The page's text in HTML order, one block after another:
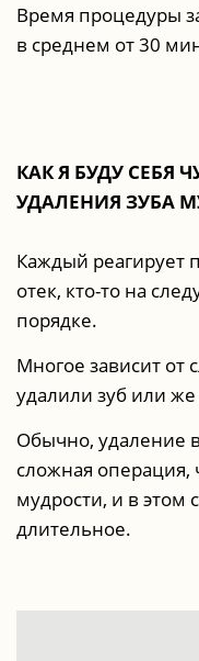
Время процедуры
в среднем от 30
КАК Я БУДУ СЕБЯ
УДАЛЕНИЯ ЗУБА
Каждый реагирует
отек, кто-то на
порядке.
Многое зависит от
удалили зуб или же
Обычно, удаление
сложная операция,
мудрости, и в этом
длительное.